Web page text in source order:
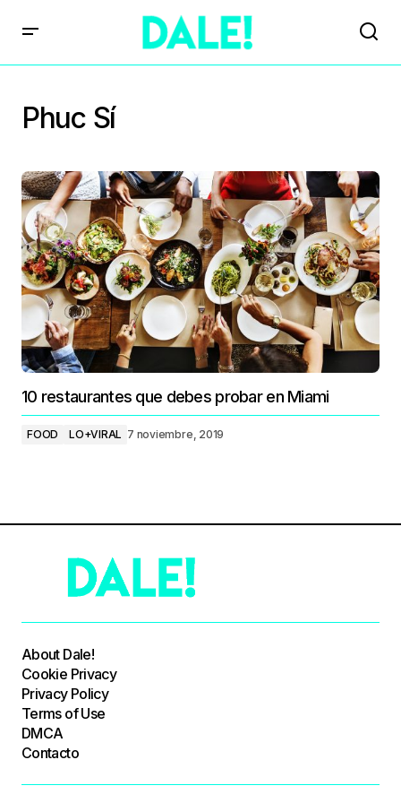
Phuc Sí
10 restaurantes que debes probar en Miami
FOOD LO+VIRAL 7 noviembre, 2019
About Dale!
Cookie Privacy
Privacy Policy
Terms of Use
DMCA
Contacto